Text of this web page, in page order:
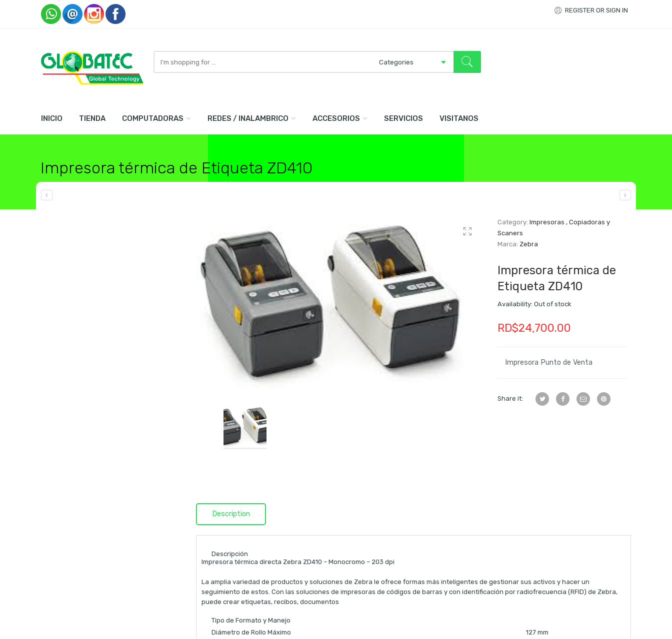
REGISTER OR SIGN IN
here
INICIO TIENDA COMPUTADORAS REDES / INALAMBRICO ACCESORIOS SERVICIOS VISITANOS
Impresora térmica de Etiqueta ZD410
Category:Impresoras , Copiadoras y
Scaners
Marca: Zebra
Impresora térmica de
Etiqueta ZD410
Availability: Out of stock
RD$24,700.00
Impresora Punto de Venta
Share it:
Description
Descripción
Impresora térmica directa Zebra ZD410 – Monocromo – 203 dpi
La amplia variedad de productos y soluciones de Zebra le ofrece formas más inteligentes de gestionar sus activos y hacer un
seguimiento de estos. Con las soluciones de impresoras de códigos de barras y con identificación por radiofrecuencia (RFID) de Zebra,
puede crear etiquetas, recibos, documentos
Tipo de Formato y Manejo
Diámetro de Rollo Máximo
127 mm